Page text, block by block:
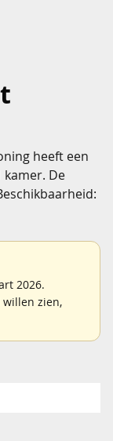
heeft een
kamer. De
2026.
zien,